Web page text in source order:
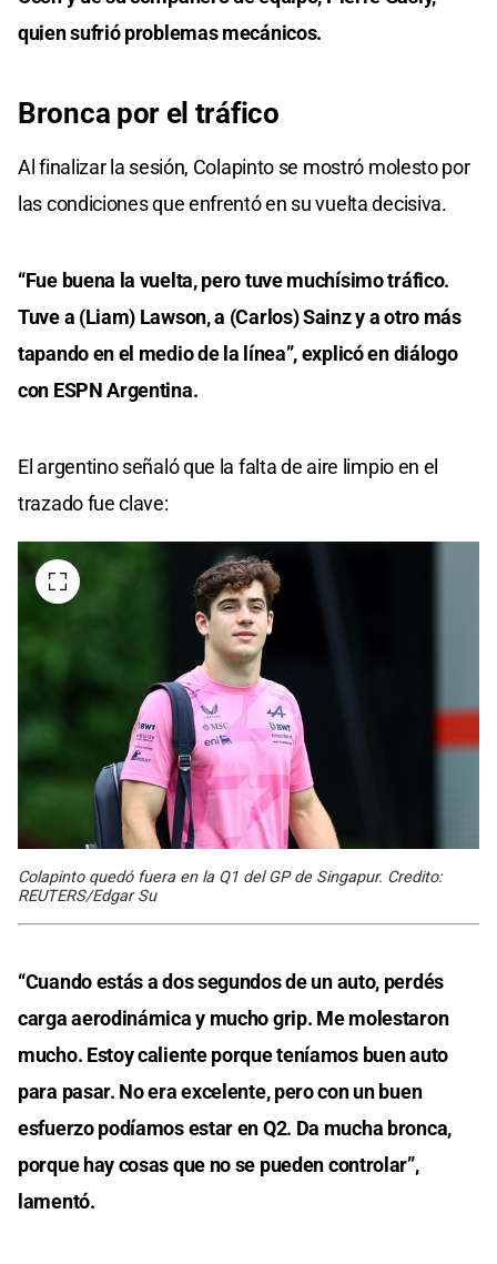
quien sufrió problemas mecánicos.
Bronca por el tráfico
Al finalizar la sesión, Colapinto se mostró molesto por
las condiciones que enfrentó en su vuelta decisiva.
“Fue buena la vuelta, pero tuve muchísimo tráfico.
Tuve a (Liam) Lawson, a (Carlos) Sainz y a otro más
tapando en el medio de la línea”, explicó en diálogo
con ESPN Argentina.
El argentino señaló que la falta de aire limpio en el
trazado fue clave:
Colapinto quedó fuera en la Q1 del GP de Singapur. Credito:
REUTERS/Edgar Su
“Cuando estás a dos segundos de un auto, perdés
carga aerodinámica y mucho grip. Me molestaron
mucho. Estoy caliente porque teníamos buen auto
para pasar. No era excelente, pero con un buen
esfuerzo podíamos estar en Q2. Da mucha bronca,
porque hay cosas que no se pueden controlar”,
lamentó.